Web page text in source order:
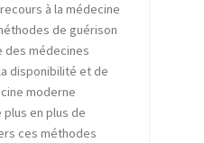
à la médecine
de guérison
des médecines
disponibilité et de
moderne
en plus de
ces méthodes